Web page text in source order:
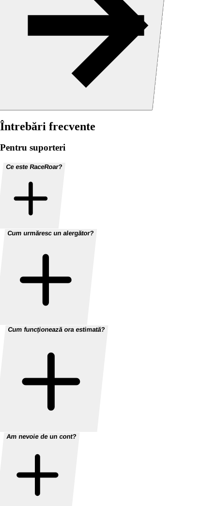
Întrebări frecvente
Pentru suporteri
Ce este RaceRoar?
Cum urmăresc un alergător?
Cum funcționează ora estimată?
Am nevoie de un cont?